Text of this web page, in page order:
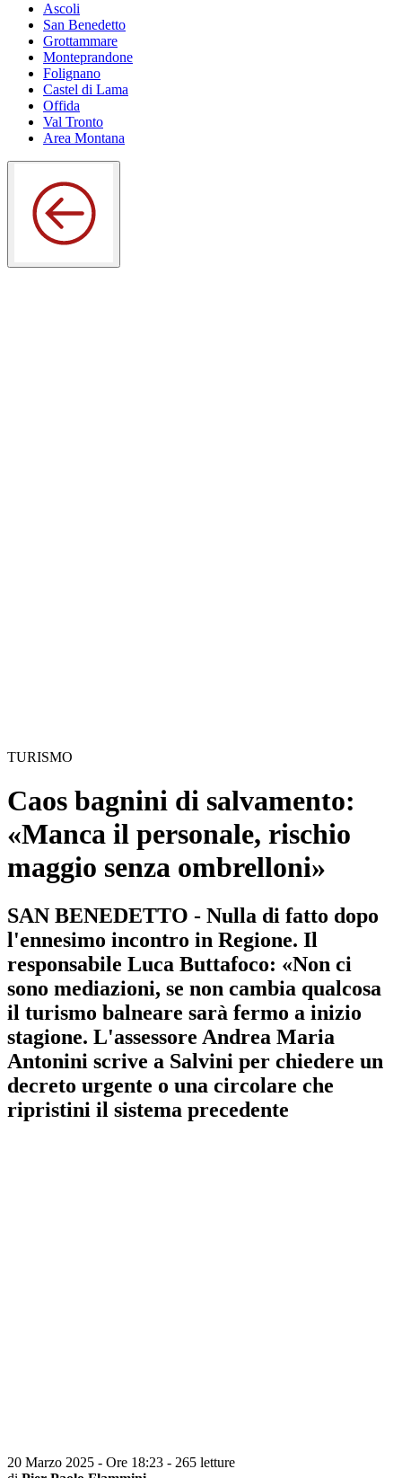
Ascoli
San Benedetto
Grottammare
Monteprandone
Folignano
Castel di Lama
Offida
Val Tronto
Area Montana
TURISMO
Caos bagnini di salvamento:
«Manca il personale, rischio
maggio senza ombrelloni»
SAN BENEDETTO - Nulla di fatto dopo
l'ennesimo incontro in Regione. Il
responsabile Luca Buttafoco: «Non ci
sono mediazioni, se non cambia qualcosa
il turismo balneare sarà fermo a inizio
stagione. L'assessore Andrea Maria
Antonini scrive a Salvini per chiedere un
decreto urgente o una circolare che
ripristini il sistema precedente
20 Marzo 2025 - Ore 18:23 - 265 letture